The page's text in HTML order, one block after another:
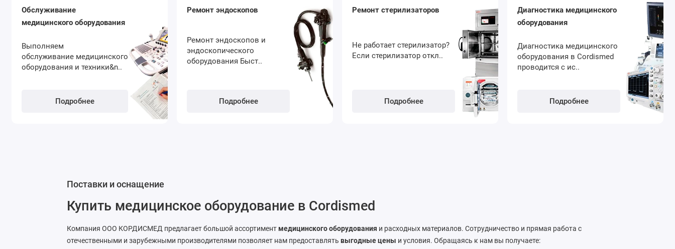
Обслуживание
медицинского оборудования
Выполняем
обслуживание медицинского
оборудования и техники&n..
Подробнее
Ремонт эндоскопов
Ремонт эндоскопов и
эндоскопического
оборудования Быст..
Подробнее
Ремонт стерилизаторов
Не работает стерилизатор?
Если стерилизатор откл..
Подробнее
Диагностика медицинского
оборудования
Диагностика медицинского
оборудования в Cordismed
проводится с ис..
Подробнее
Поставки и оснащение
Купить медицинское оборудование в Cordismed
Компания ООО КОРДИСМЕД предлагает большой ассортимент медицинского оборудования и расходных материалов. Сотрудничество и прямая работа с
отечественными и зарубежными производителями позволяет нам предоставлять выгодные цены и условия. Обращаясь к нам вы получаете: